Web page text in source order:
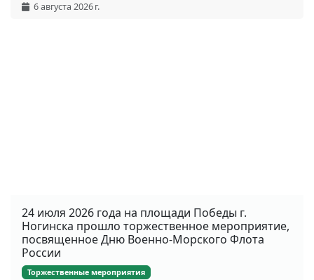
6 августа 2026 г.
24 июля 2026 года на площади Победы г.
Ногинска прошло торжественное мероприятие,
посвященное Дню Военно-Морского Флота
России
Торжественные мероприятия